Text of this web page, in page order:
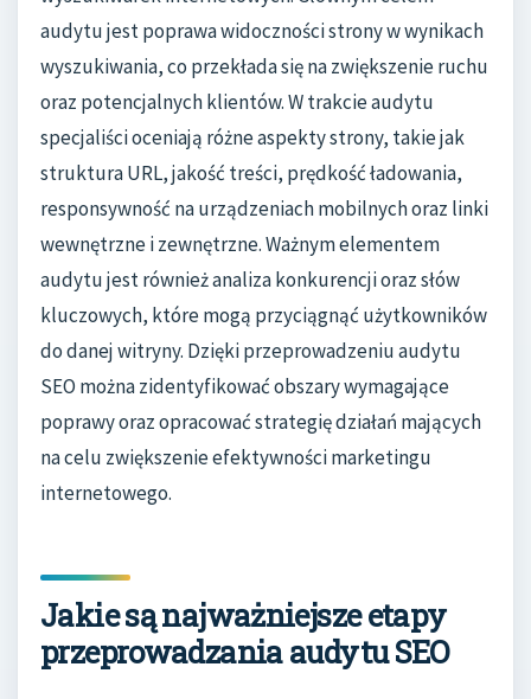
audytu jest poprawa widoczności strony w wynikach
wyszukiwania, co przekłada się na zwiększenie ruchu
oraz potencjalnych klientów. W trakcie audytu
specjaliści oceniają różne aspekty strony, takie jak
struktura URL, jakość treści, prędkość ładowania,
responsywność na urządzeniach mobilnych oraz linki
wewnętrzne i zewnętrzne. Ważnym elementem
audytu jest również analiza konkurencji oraz słów
kluczowych, które mogą przyciągnąć użytkowników
do danej witryny. Dzięki przeprowadzeniu audytu
SEO można zidentyfikować obszary wymagające
poprawy oraz opracować strategię działań mających
na celu zwiększenie efektywności marketingu
internetowego.
Jakie są najważniejsze etapy
przeprowadzania audytu SEO